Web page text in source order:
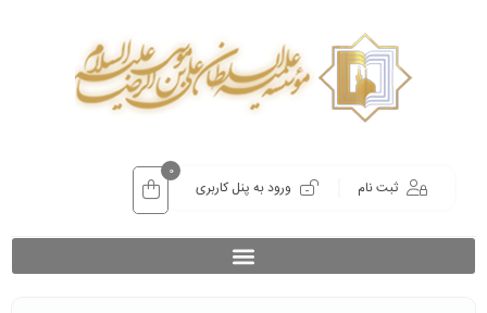
ثبت نام ورود به پنل کاربری
0